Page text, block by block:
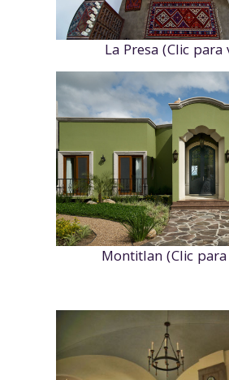
La Presa (Clic para
Montitlan (Clic